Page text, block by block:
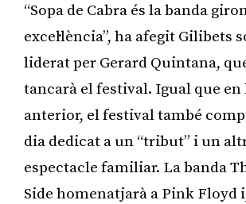
“Sopa de Cabra és la banda
excel·lència”, ha afegit Gilibets
liderat per Gerard Quintana,
tancarà el festival. Igual que en
anterior, el festival també
dia dedicat a un “tribut” i un
espectacle familiar. La banda
Side homenatjarà a Pink Floyd